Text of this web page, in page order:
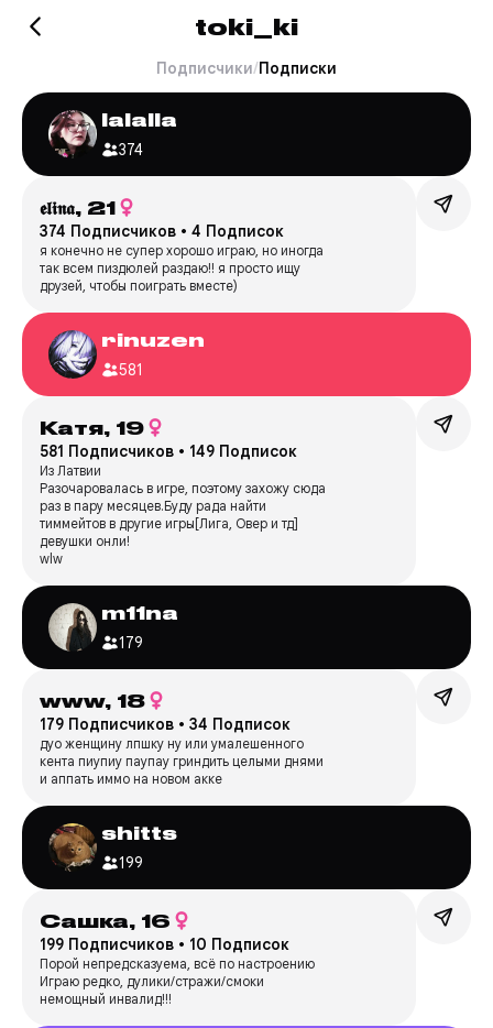
toki_ki
Подписчики/Подписки
lalalla
374
𝖊𝖑𝖎𝖓𝖆, 21
374 Подписчиков • 4 Подписок
я конечно не супер хорошо играю, но иногда
так всем пиздюлей раздаю!! я просто ищу
друзей, чтобы поиграть вместе)
rinuzen
581
Катя, 19
581 Подписчиков • 149 Подписок
Из Латвии
Разочаровалась в игре, поэтому захожу сюда
раз в пару месяцев.Буду рада найти
тиммейтов в другие игры[Лига, Овер и тд]
девушки онли!
wlw
m11na
179
www, 18
179 Подписчиков • 34 Подписок
дуо женщину лпшку ну или умалешенного
кента пиупиу паупау гриндить целыми днями
и аппать иммо на новом акке
shitts
199
Сашка, 16
199 Подписчиков • 10 Подписок
Порой непредсказуема, всё по настроению
Играю редко, дулики/стражи/смоки
немощный инвалид!!!